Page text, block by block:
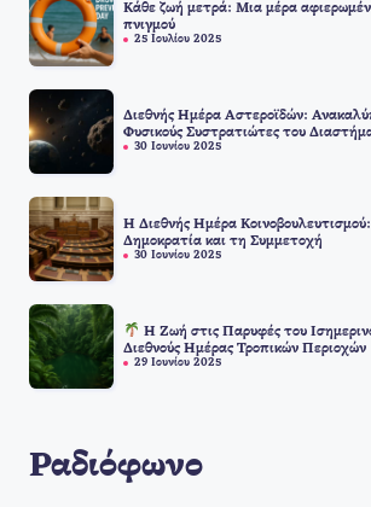
Κάθε ζωή μετρά: Μια μέρα
πνιγμού
25 Ιουλίου 2025
Διεθνής Ημέρα Αστεροϊδών:
Φυσικούς Συστρατιώτες του
30 Ιουνίου 2025
Η Διεθνής Ημέρα
Δημοκρατία και τη Συμμετοχή
30 Ιουνίου 2025
Η Ζωή στις Παρυφές του
Διεθνούς Ημέρας Τροπικών Περιοχών
29 Ιουνίου 2025
Ραδιόφωνο